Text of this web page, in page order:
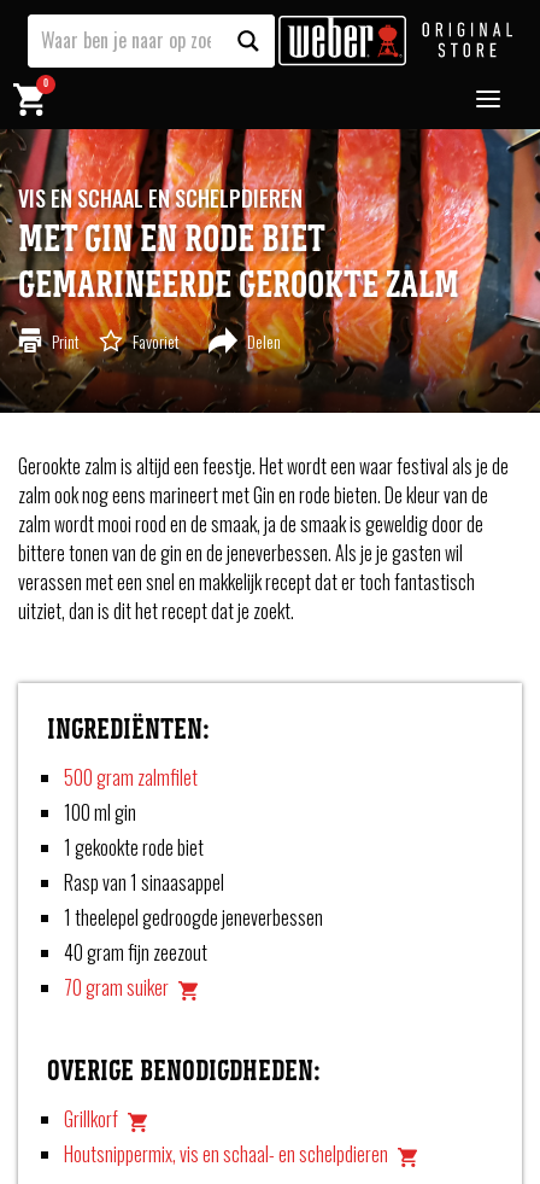
0
VIS EN SCHAAL EN SCHELPDIEREN
MET GIN EN RODE BIET
GEMARINEERDE GEROOKTE ZALM
Print Favoriet Delen
Gerookte zalm is altijd een feestje. Het wordt een waar festival als je de
zalm ook nog eens marineert met Gin en rode bieten. De kleur van de
zalm wordt mooi rood en de smaak, ja de smaak is geweldig door de
bittere tonen van de gin en de jeneverbessen. Als je je gasten wil
verassen met een snel en makkelijk recept dat er toch fantastisch
uitziet, dan is dit het recept dat je zoekt.
INGREDIËNTEN:
500 gram zalmfilet
100 ml gin
1 gekookte rode biet
Rasp van 1 sinaasappel
1 theelepel gedroogde jeneverbessen
40 gram fijn zeezout
70 gram suiker
OVERIGE BENODIGDHEDEN:
Grillkorf
Houtsnippermix, vis en schaal- en schelpdieren